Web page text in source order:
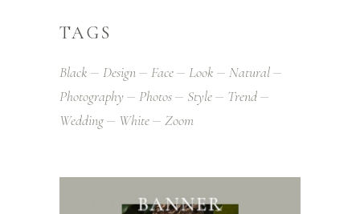
TAGS
Black Design Face Look
Natural
Photography
Photos Style
Trend
Wedding
White Zoom